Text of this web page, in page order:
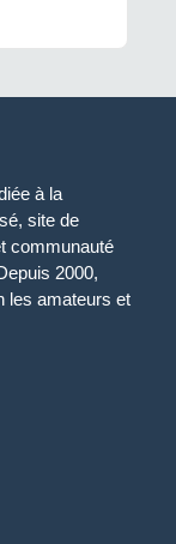
à la
site de
communauté
2000,
les amateurs et